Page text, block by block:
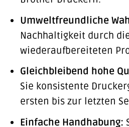
Umweltfreundliche
Nachhaltigkeit durch
wiederaufbereiteten
Gleichbleibend hohe
Sie konsistente
ersten bis zur letzten
Einfache Handhabung: